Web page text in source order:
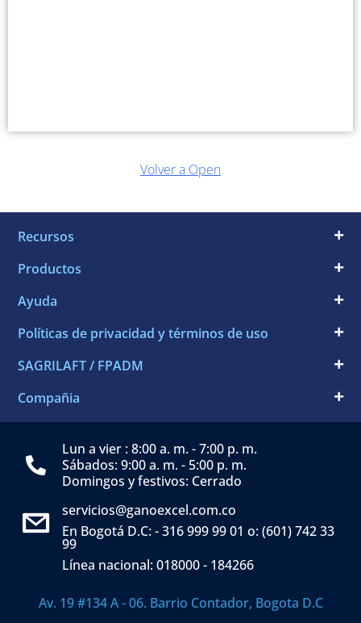
Volver a Open
Recursos
Productos
Ayuda
Políticas de privacidad y términos de uso
SAGRILAFT / FPADM
Compañia
Lun a vier : 8:00 a. m. - 7:00 p. m.
Sábados: 9:00 a. m. - 5:00 p. m.
Domingos y festivos: Cerrado
servicios@ganoexcel.com.co
En Bogotá D.C: - 316 999 99 01 o: (601) 742 33
99
Línea nacional: 018000 - 184266
Av. 19 #134 A - 06. Barrio Contador, Bogota D.C